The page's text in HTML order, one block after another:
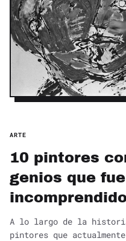
ARTE
10 pintores
genios que
A lo largo de la
pintores que